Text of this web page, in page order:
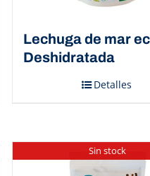
Lechuga de mar
Deshidratada
Detalles
Sin stock